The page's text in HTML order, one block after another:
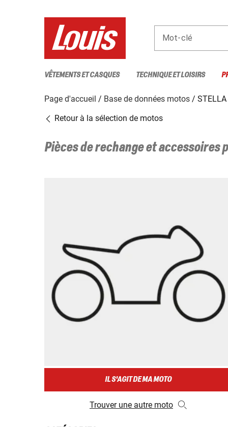
Mot-clé
VÊTEMENTS ET CASQUES TECHNIQUE ET LOISIRS
Page d'accueil Base de données motos
Retour à la sélection de motos
Pièces de rechange et accessoires
IL S'AGIT DE MA MOTO
Trouver une autre moto